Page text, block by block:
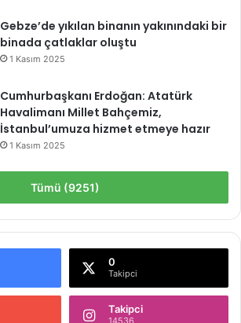
Gebze’de yıkılan binanın yakınındaki bir
binada çatlaklar oluştu
1 Kasım 2025
Cumhurbaşkanı Erdoğan: Atatürk
Havalimanı Millet Bahçemiz,
İstanbul’umuza hizmet etmeye hazır
1 Kasım 2025
Tümü (9251)
0
Takipci
Takipci
14536